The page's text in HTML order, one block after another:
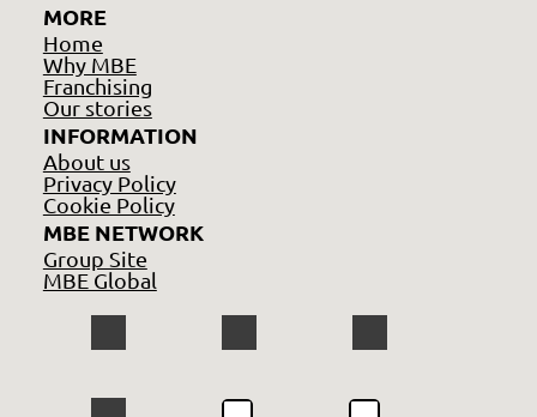
MORE
Home
Why MBE
Franchising
Our stories
INFORMATION
About us
Privacy Policy
Cookie Policy
MBE NETWORK
Group Site
MBE Global